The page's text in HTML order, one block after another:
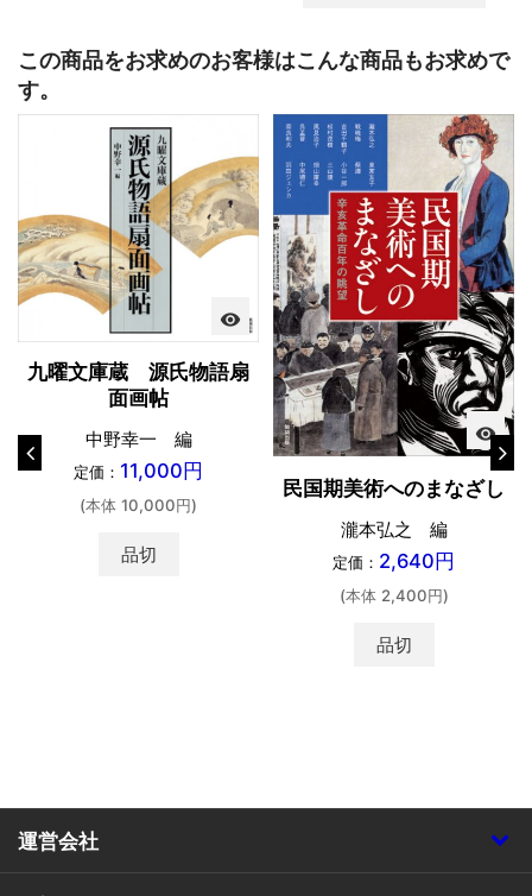
この商品をお求めのお客様はこんな商品もお求めで
す。
visibility
九曜文庫蔵 源氏物語扇
面画帖
中野幸一 編
定価： 11,000円
(本体 10,000円)
品切
visibility
民国期美術へのまなざし
瀧本弘之 編
定価： 2,640円
(本体 2,400円)
品切
運営会社